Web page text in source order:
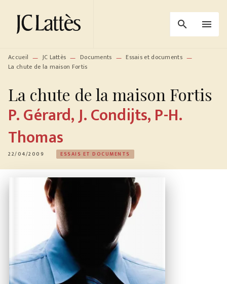
MENU RECHERCHE
PIED DE PAGE
search menu
Accueil — JC Lattès — Documents — Essais et documents —
La chute de la maison Fortis
La chute de la maison Fortis
P. Gérard,J. Condijts,P-H.
Thomas
22/04/2009 ESSAIS ET DOCUMENTS